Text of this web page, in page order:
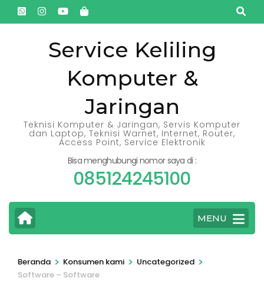
Lompat
ke
Service Keliling
Komputer &
Jaringan
Teknisi Komputer & Jaringan, Servis Komputer
dan Laptop, Teknisi Warnet, Internet, Router,
Access Point, Service Elektronik
Bisa menghubungi nomor saya di :
085124245100
MENU
Beranda > Konsumen kami > Uncategorized >
Software – Software